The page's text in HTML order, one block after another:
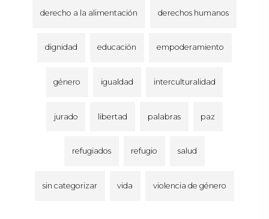
derecho a la alimentación derechos humanos
dignidad educación empoderamiento
género igualdad interculturalidad
jurado libertad palabras paz
refugiados refugio salud
sin categorizar vida violencia de género